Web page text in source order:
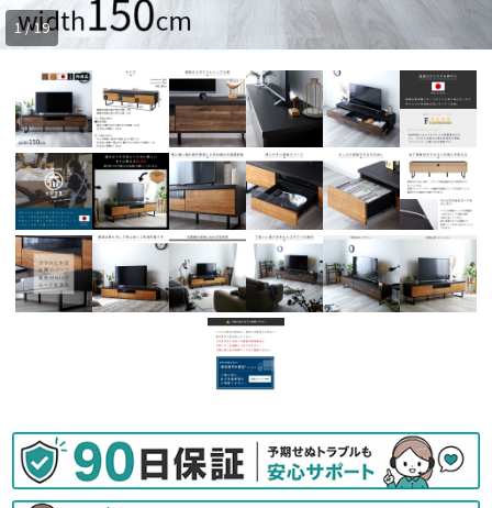
1 / 19